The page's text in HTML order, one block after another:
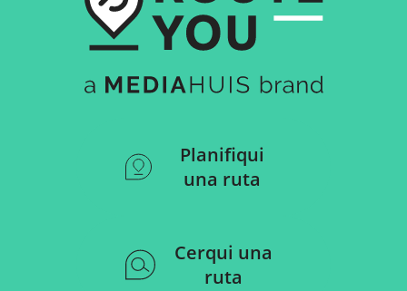
Planifiqui
una ruta
Cerqui una
ruta